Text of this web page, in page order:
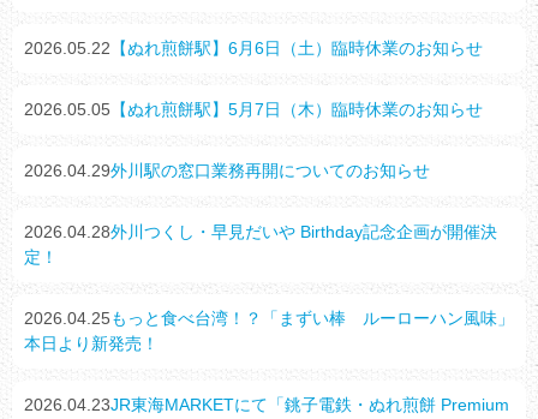
2026.05.22 【ぬれ煎餅駅】6月6日（土）臨時休業のお知らせ
2026.05.05 【ぬれ煎餅駅】5月7日（木）臨時休業のお知らせ
2026.04.29外川駅の窓口業務再開についてのお知らせ
2026.04.28外川つくし・早見だいや Birthday記念企画が開催決
定！
2026.04.25もっと食べ台湾！？「まずい棒 ルーローハン風味」
本日より新発売！
2026.04.23JR東海MARKETにて「銚子電鉄・ぬれ煎餅 Premium